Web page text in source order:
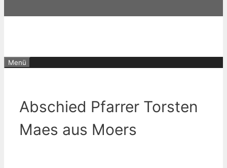
Menü
Abschied Pfarrer Torsten
Maes aus Moers